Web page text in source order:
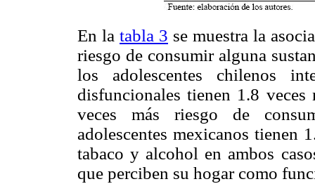
En la tabla 3 se muestra la
riesgo de consumir alguna
los adolescentes chilenos
disfuncionales tienen 1.8
veces más riesgo de
adolescentes mexicanos tienen
tabaco y alcohol en ambos
que perciben su hogar como